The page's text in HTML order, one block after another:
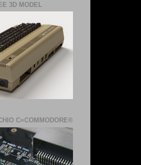
3D MODEL
C=COMMODORE®